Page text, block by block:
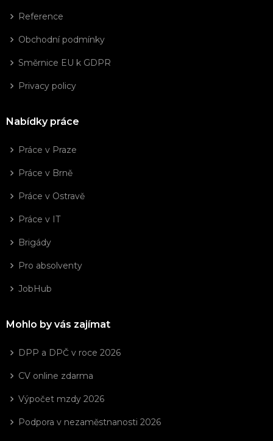
Reference
Obchodní podmínky
Směrnice EU k GDPR
Privacy policy
Nabídky práce
Práce v Praze
Práce v Brně
Práce v Ostravě
Práce v IT
Brigády
Pro absolventy
JobHub
Mohlo by vás zajímat
DPP a DPČ v roce 2026
CV online zdarma
Výpočet mzdy 2026
Podpora v nezaměstnanosti 2026